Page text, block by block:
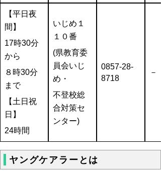
【平日夜
間】
17時30分
から
８時30分
まで
【土日祝
日】
24時間
いじめ１
１０番
(県教育委
員会いじ
め・
不登校総
合対策セ
ンター)
0857-28-
8718
－
ヤングケアラーとは